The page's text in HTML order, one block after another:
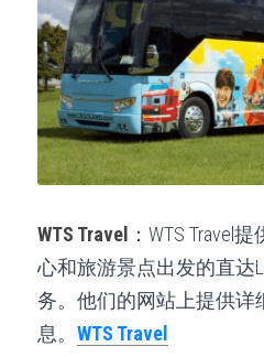
WTS Travel
：WTS Travel
心和旅游景点出发的直达
务。他们的网站上提供详
息。 WTS Travel